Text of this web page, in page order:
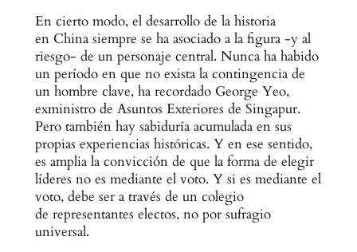
En cierto modo, el desarrollo de la historia
en China siempre se ha asociado a la figura -y al
riesgo- de un personaje central. Nunca ha habido
un período en que no exista la contingencia de
un hombre clave, ha recordado George Yeo,
exministro de Asuntos Exteriores de Singapur.
Pero también hay sabiduría acumulada en sus
propias experiencias históricas. Y en ese sentido,
es amplia la convicción de que la forma de elegir
líderes no es mediante el voto. Y si es mediante el
voto, debe ser a través de un colegio
de representantes electos, no por sufragio
universal.